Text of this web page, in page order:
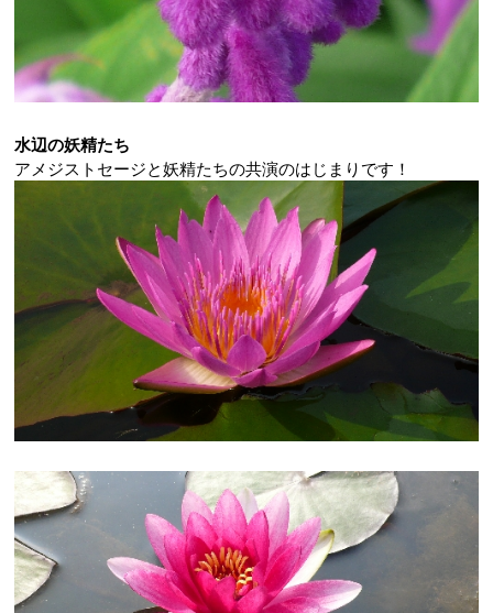
水辺の妖精たち
アメジストセージと妖精たちの共演のはじまりです！